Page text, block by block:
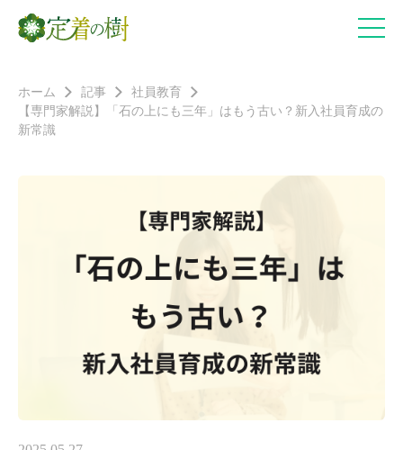
ホーム 記事
社員教育
【専門家解説】「石の上にも三年」はもう古い？新入社員育成の
新常識